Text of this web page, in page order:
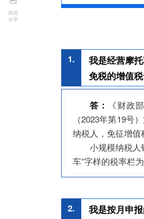
海报
分享
1.
我是经营摩
免税的增值
答：
《财政
（2023年第19号
纳税人，免征增
小规模纳税
车”字样的税率栏
2.
我是按月申